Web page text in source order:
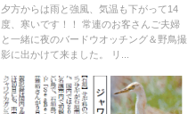
夕方からは雨と強風、気温も下がって14
度、寒いです！！ 常連のお客さんご夫婦
と一緒に夜のバードウオッチング＆野鳥撮
影に出かけて来ました。 リ...